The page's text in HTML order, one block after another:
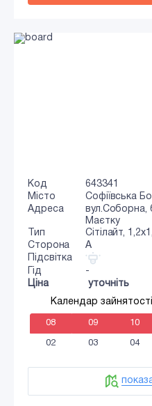
Код
643341
Місто
Софіївська
Адреса
вул.Соборна,
Маєтку
Тип
Сiтiлайт,
Сторона
A
Підсвітка
Гід
-
Ціна
уточніть
Календар зайнятості
08 09 10
02 03 04